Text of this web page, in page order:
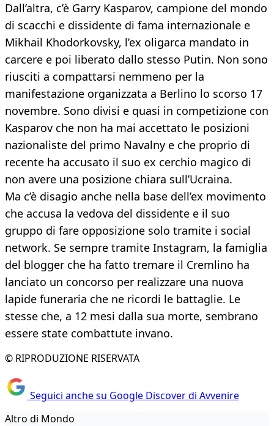
Dall’altra, c’è Garry Kasparov, campione del mondo
di scacchi e dissidente di fama internazionale e
Mikhail Khodorkovsky, l’ex oligarca mandato in
carcere e poi liberato dallo stesso Putin. Non sono
riusciti a compattarsi nemmeno per la
manifestazione organizzata a Berlino lo scorso 17
novembre. Sono divisi e quasi in competizione con
Kasparov che non ha mai accettato le posizioni
nazionaliste del primo Navalny e che proprio di
recente ha accusato il suo ex cerchio magico di
non avere una posizione chiara sull’Ucraina.
Ma c’è disagio anche nella base dell’ex movimento
che accusa la vedova del dissidente e il suo
gruppo di fare opposizione solo tramite i social
network. Se sempre tramite Instagram, la famiglia
del blogger che ha fatto tremare il Cremlino ha
lanciato un concorso per realizzare una nuova
lapide funeraria che ne ricordi le battaglie. Le
stesse che, a 12 mesi dalla sua morte, sembrano
essere state combattute invano.
© RIPRODUZIONE RISERVATA
Seguici anche su Google Discover di Avvenire
Altro di Mondo